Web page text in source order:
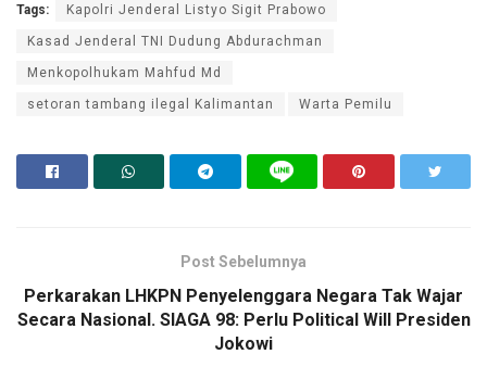
Tags: Kapolri Jenderal Listyo Sigit Prabowo
Kasad Jenderal TNI Dudung Abdurachman
Menkopolhukam Mahfud Md
setoran tambang ilegal Kalimantan Warta Pemilu
Post Sebelumnya
Perkarakan LHKPN Penyelenggara Negara Tak Wajar
Secara Nasional. SIAGA 98: Perlu Political Will Presiden
Jokowi